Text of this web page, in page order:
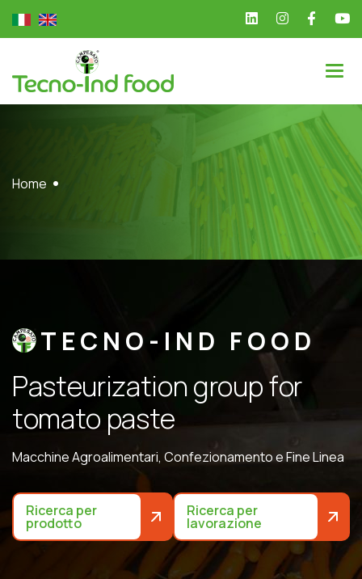
Home
TECNO-IND FOOD
Pasteurizationgroupfor
tomato paste
Macchine Agroalimentari, Confezionamento e Fine Linea
Ricerca per
prodotto
Ricerca per
lavorazione